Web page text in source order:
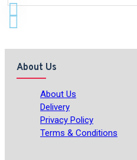
About Us
About Us
Delivery
Privacy Policy
Terms & Conditions